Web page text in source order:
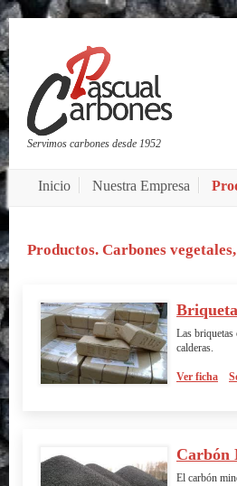
Servimos carbones desde 1952
Inicio Nuestra Empresa
Productos. Carbones
Las briquetas
calderas.
Ver ficha
Carbón
El carbón